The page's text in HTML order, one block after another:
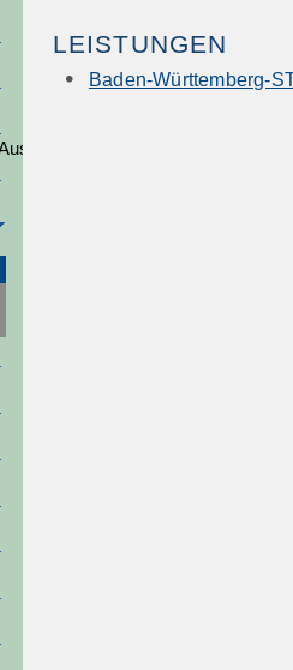
LEISTUNGEN
Baden-Württemberg-